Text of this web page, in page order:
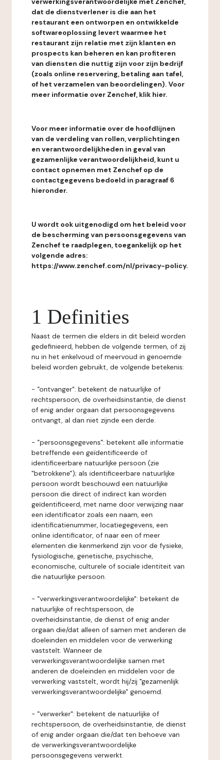
dat de dienstverlener is die aan het
restaurant een ontworpen en ontwikkelde
softwareoplossing levert waarmee het
restaurant zijn relatie met zijn klanten en
prospects kan beheren en kan profiteren
van diensten die nuttig zijn voor zijn bedrijf
(zoals online reservering, betaling aan tafel,
of het verzamelen van beoordelingen). Voor
meer informatie over Zenchef, klik hier.
Voor meer informatie over de hoofdlijnen
van de verdeling van rollen, verplichtingen
en verantwoordelijkheden in geval van
gezamenlijke verantwoordelijkheid, kunt u
contact opnemen met Zenchef op de
contactgegevens bedoeld in paragraaf 6
hieronder.
U wordt ook uitgenodigd om het beleid voor
de bescherming van persoonsgegevens van
Zenchef te raadplegen, toegankelijk op het
volgende adres:
https://www.zenchef.com/nl/privacy-policy.
1 Definities
Naast de termen die elders in dit beleid worden
gedefinieerd, hebben de volgende termen, of zij
nu in het enkelvoud of meervoud in genoemde
beleid worden gebruikt, de volgende betekenis:
- "ontvanger": betekent de natuurlijke of
rechtspersoon, de overheidsinstantie, de dienst
of enig ander orgaan dat persoonsgegevens
ontvangt, al dan niet zijnde een derde.
- "persoonsgegevens": betekent alle informatie
betreffende een geïdentificeerde of
identificeerbare natuurlijke persoon (zie
"betrokkene"); als identificeerbare natuurlijke
persoon wordt beschouwd een natuurlijke
persoon die direct of indirect kan worden
geïdentificeerd, met name door verwijzing naar
een identificator zoals een naam, een
identificatienummer, locatiegegevens, een
online identificator, of naar een of meer
elementen die kenmerkend zijn voor de fysieke,
fysiologische, genetische, psychische,
economische, culturele of sociale identiteit van
die natuurlijke persoon.
- "verwerkingsverantwoordelijke": betekent de
natuurlijke of rechtspersoon, de
overheidsinstantie, de dienst of enig ander
orgaan die/dat alleen of samen met anderen de
doeleinden en middelen voor de verwerking
vaststelt. Wanneer de
verwerkingsverantwoordelijke samen met
anderen de doeleinden en middelen voor de
verwerking vaststelt, wordt hij/zij "gezamenlijk
verwerkingsverantwoordelijke" genoemd.
- "verwerker": betekent de natuurlijke of
rechtspersoon, de overheidsinstantie, de dienst
of enig ander orgaan die/dat ten behoeve van
de verwerkingsverantwoordelijke
persoonsgegevens verwerkt.